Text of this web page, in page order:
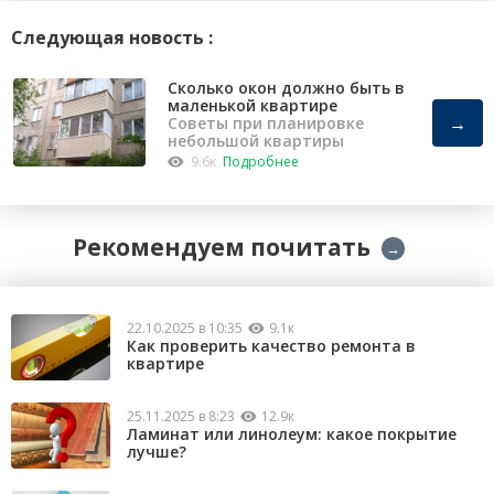
Следующая новость :
Сколько окон должно быть в
маленькой квартире
Советы при планировке
небольшой квартиры
9.6к Подробнее
→
Рекомендуем почитать →
22.10.2025 в 10:35 9.1к
Как проверить качество ремонта в
квартире
25.11.2025 в 8:23 12.9к
Ламинат или линолеум: какое покрытие
лучше?